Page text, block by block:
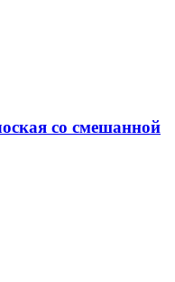
со смешанной